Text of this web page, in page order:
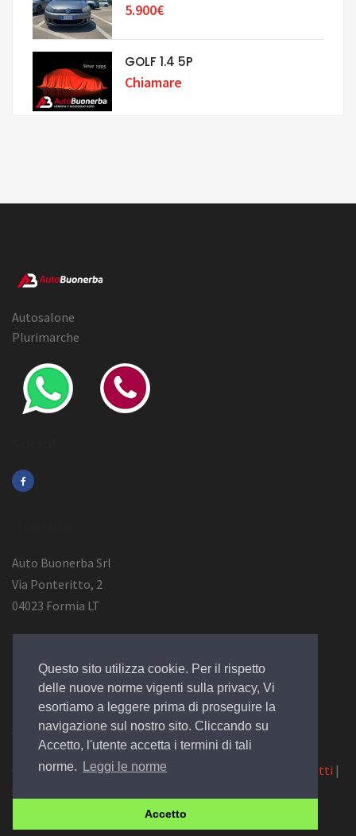
Questo sito utilizza cookie. Per il rispetto
delle nuove norme vigenti sulla privacy, Vi
esortiamo a leggere prima di proseguire la
navigazione sul nostro sito. Cliccando su
Accetto, l'utente accetta i termini di tali
norme.
Leggi le norme
Accetto
5.900€
GOLF 1.4 5P
Chiamare
Autosalone
Plurimarche
Auto Buonerba Srl
Via Ponteritto, 2
04023 Formia LT
P.Iva 01473730594
© 2019 Design by EGSoft
Cookie|Privacy Law|Azienda Contatti |
Siamo su Carpro.it